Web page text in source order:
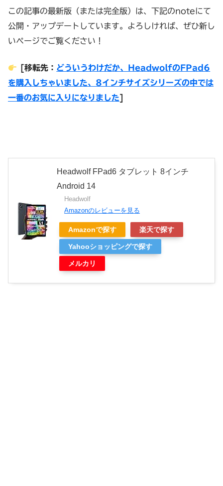
この記事の最新版（または完全版）は、下記のnoteにて
公開・アップデートしています。よろしければ、ぜひ新し
いページでご覧ください！
[移転先： どういうわけだか、HeadwolfのFPad6
を購入しちゃいました、8インチサイズシリーズの中では
一番のお気に入りになりました]
Headwolf FPad6 タブレット 8インチ
Android 14
Headwolf
Amazonのレビューを見る
Amazonで探す 楽天で探す
Yahooショッピングで探す
メルカリ